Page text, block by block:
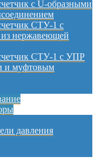
с U-образными
СТУ-1 с
нержавеющей
СТУ-1 с УПР
и муфтовым
давления